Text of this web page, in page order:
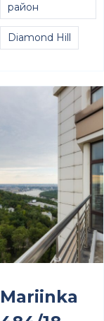
район
Diamond Hill
Mariinka